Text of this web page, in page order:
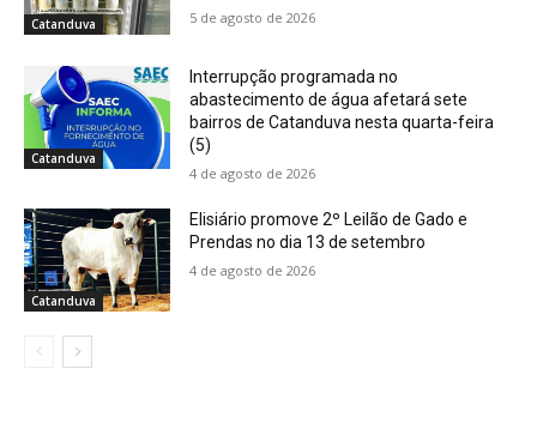
Catanduva 5 de agosto de 2026
Catanduva
Interrupção programada no
abastecimento de água afetará sete
bairros de Catanduva nesta quarta-feira
(5)
4 de agosto de 2026
Catanduva
Elisiário promove 2º Leilão de Gado e
Prendas no dia 13 de setembro
4 de agosto de 2026